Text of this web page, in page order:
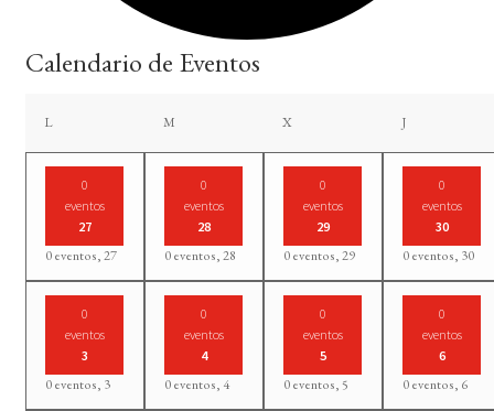
Calendario de Eventos
Llunes Mmartes Xmiércoles Jjueves
0
eventos
27
0 eventos,27
0
eventos
28
0 eventos,28
0
eventos
29
0 eventos,29
0
eventos
30
0 eventos, 30
0
eventos
3
0 eventos, 3
0
eventos
4
0 eventos, 4
0
eventos
5
0 eventos,5
0
eventos
6
0 eventos, 6